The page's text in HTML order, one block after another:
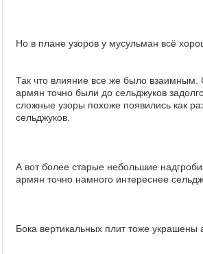
Но в плане узоров у мусульман всё
Так что влияние все же было взаимным.
армян точно были до сельджуков
сложные узоры похоже появились как
сельджуков.
А вот более старые небольшие
армян точно намного интереснее
Бока вертикальных плит тоже украшены